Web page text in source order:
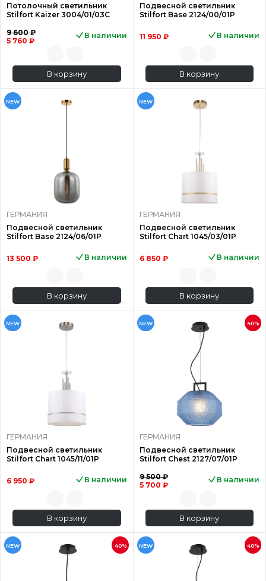
Потолочный светильник
Stilfort Kaizer 3004/01/03C
9 600 ₽
5 760 ₽
В наличии
В корзину
Подвесной светильник
Stilfort Base 2124/00/01P
11 950 ₽ В наличии
В корзину
NEW
ГЕРМАНИЯ
Подвесной светильник
Stilfort Base 2124/06/01P
13 500 ₽ В наличии
В корзину
NEW
ГЕРМАНИЯ
Подвесной светильник
Stilfort Chart 1045/03/01P
6 850 ₽ В наличии
В корзину
NEW
ГЕРМАНИЯ
Подвесной светильник
Stilfort Chart 1045/11/01P
6 950 ₽ В наличии
В корзину
NEW 40%
ГЕРМАНИЯ
Подвесной светильник
Stilfort Chest 2127/07/01P
9 500 ₽
5 700 ₽
В наличии
В корзину
NEW 40% NEW 40%